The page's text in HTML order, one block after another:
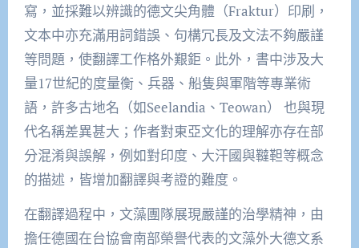
寫，並採難以辨識的德文尖角體（Fraktur）印刷，
文本中亦充滿用詞錯誤、句構冗長及文法不夠嚴謹
等問題，使翻譯工作格外艱鉅。此外，書中涉及大
量17世紀的度量衡、兵器、船隻與軍階等專業術
語， 許多古地名（如Seelandia 、 Teowan） 也與現
代名稱差異甚大；作者對東亞文化的理解亦存在部
分混淆與誤解，例如對印度、大汗國與韃靼等概念
的描述，皆增加翻譯與考證的難度。
在翻譯過程中，文藻團隊展現嚴謹的治學精神，由
擔任德國在台協會南部榮譽代表的文藻外大德文系